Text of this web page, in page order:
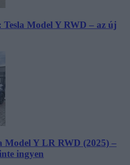
Model Y RWD – az új
Model Y LR RWD (2025) –
ingyen